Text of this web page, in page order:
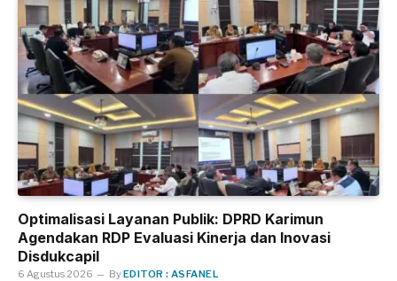
Optimalisasi Layanan Publik: DPRD Karimun
Agendakan RDP Evaluasi Kinerja dan Inovasi
Disdukcapil
6 Agustus 2026 ByEDITOR : ASFANEL